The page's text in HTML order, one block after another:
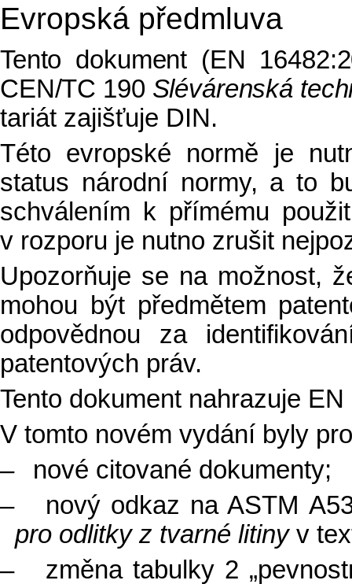
Evropská předmluva
Tento dokument (EN
CEN/TC 190 Slévárenská
tariát zajišťuje DIN.
Této evropské normě je
status národní normy, a to
schválením k přímému
v rozporu je nutno zrušit
Upozorňuje se na možnost,
mohou být předmětem
odpovědnou za
patentových práv.
Tento dokument nahrazuje
V tomto novém vydání byly
–
nové citované dokumenty;
–
nový odkaz na ASTM
pro odlitky z tvarné litinyv
–
změna tabulky 2